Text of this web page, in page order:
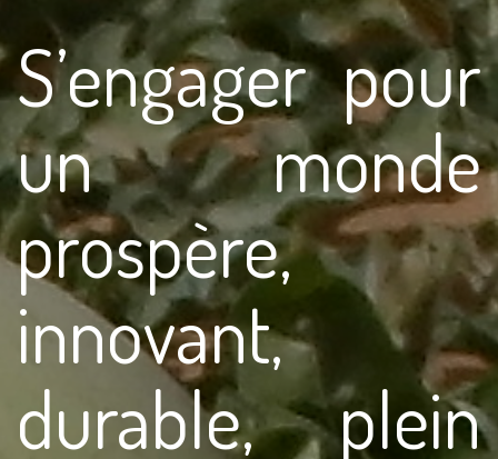
S’engager pour
un monde
prospère,
innovant,
durable, plein